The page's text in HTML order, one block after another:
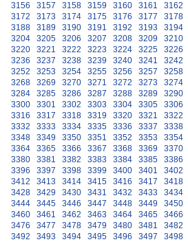
3156
3157 3158 3159 3160 3161 3162
3172
3173 3174 3175 3176 3177 3178
3188
3189 3190 3191 3192 3193 3194
3204
3205 3206 3207 3208 3209 3210
3220
3221 3222 3223 3224 3225 3226
3236
3237 3238 3239 3240 3241 3242
3252
3253 3254 3255 3256 3257 3258
3268
3269 3270 3271 3272 3273 3274
3284
3285 3286 3287 3288 3289 3290
3300
3301 3302 3303 3304 3305 3306
3316
3317 3318 3319 3320 3321 3322
3332
3333 3334 3335 3336 3337 3338
3348
3349 3350 3351 3352 3353 3354
3364
3365 3366 3367 3368 3369 3370
3380
3381 3382 3383 3384 3385 3386
3396
3397 3398 3399 3400 3401 3402
3412
3413 3414 3415 3416 3417 3418
3428
3429 3430 3431 3432 3433 3434
3444
3445 3446 3447 3448 3449 3450
3460
3461 3462 3463 3464 3465 3466
3476
3477 3478 3479 3480 3481 3482
3492
3493 3494 3495 3496 3497 3498